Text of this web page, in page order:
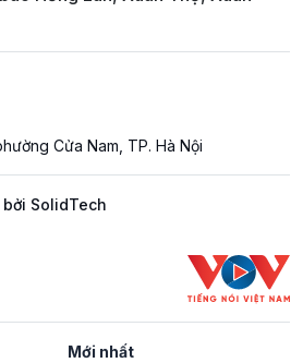
Cửa Nam, TP. Hà Nội
SolidTech
Mới nhất